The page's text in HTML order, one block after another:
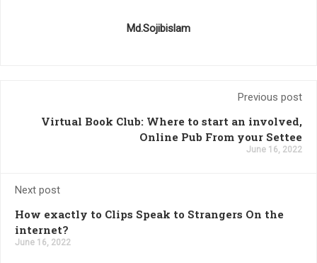
Md.Sojibislam
Previous post
Virtual Book Club: Where to start an involved,
Online Pub From your Settee
June 16, 2022
Next post
How exactly to Clips Speak to Strangers On the
internet?
June 16, 2022